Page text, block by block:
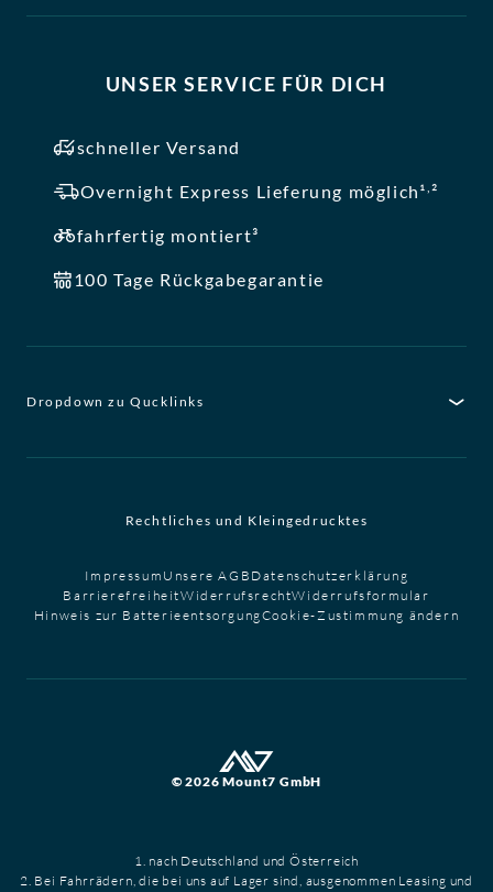
UNSER SERVICE FÜR DICH
schneller Versand
Overnight Express Lieferung möglich¹,²
fahrfertig montiert³
100 Tage Rückgabegarantie
Dropdown zu Qucklinks
Rechtliches und Kleingedrucktes
Impressum Unsere AGB Datenschutzerklärung
BarrierefreiheitWiderrufsrechtWiderrufsformular
Hinweis zur BatterieentsorgungCookie-Zustimmung ändern
© 2026 Mount7 GmbH
1. nach Deutschland und Österreich
2. Bei Fahrrädern, die bei uns auf Lager sind, ausgenommen Leasing und